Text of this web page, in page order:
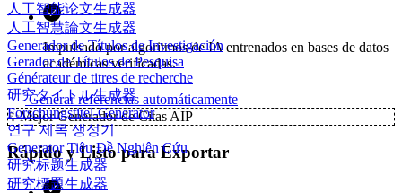
人工智能论文生成器
人工智慧論文生成器
Generador de Títulos de Investigación
Gerador de Títulos de Pesquisa
Générateur de titres de recherche
研究タイトル生成器
Forschungstitel-Generator
연구 제목 생성기
Generator Tiêu Đề Nghiên Cứu
研究标题生成器
研究標題生成器
Impulsado por algoritmos de IA entrenados en bases de datos
académicas verificadas.
Generar referencias automáticamente
✨Mejor Generador de Citas AIP
Rápido y Listo para Exportar